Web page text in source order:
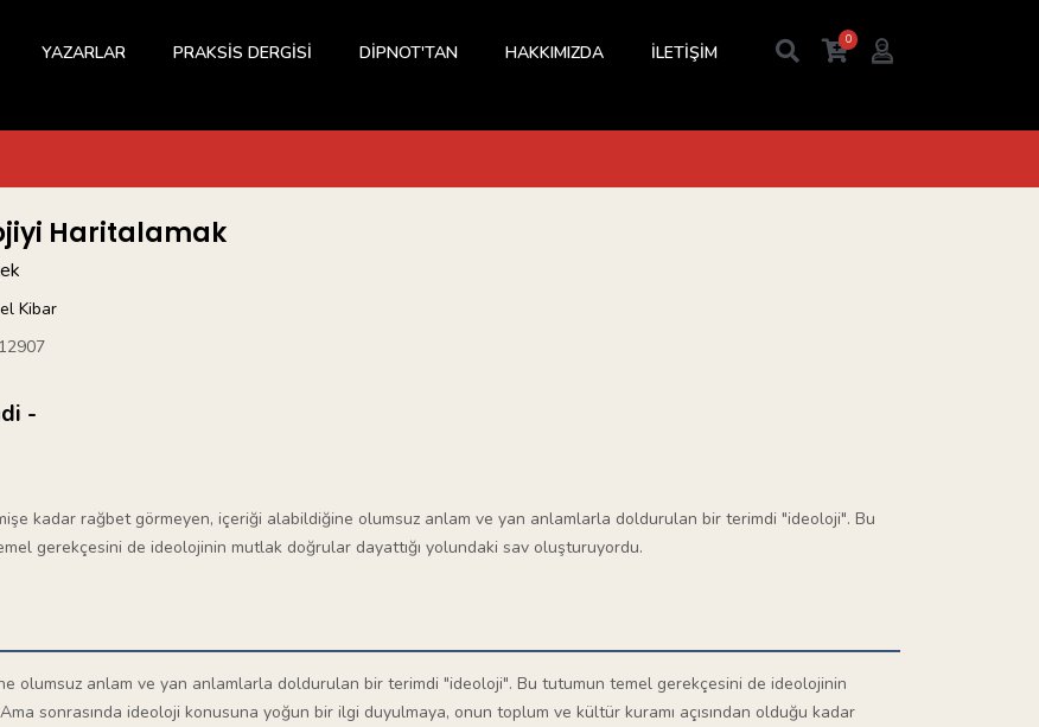
YAZARLAR PRAKSİS DERGİSİ DİPNOT'TAN HAKKIMIZDA İLETİŞİM
0
Haritalamak
Kibar
-
kadar rağbet görmeyen, içeriği alabildiğine olumsuz anlam ve yan anlamlarla doldurulan bir terimdi "ideoloji". Bu
gerekçesini de ideolojinin mutlak doğrular dayattığı yolundaki sav oluşturuyordu.
olumsuz anlam ve yan anlamlarla doldurulan bir terimdi "ideoloji". Bu tutumun temel gerekçesini de ideolojinin
sonrasında ideoloji konusuna yoğun bir ilgi duyulmaya, onun toplum ve kültür kuramı açısından olduğu kadar